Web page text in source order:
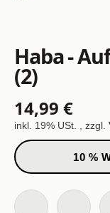
Haba -
(2)
14,99 €
inkl. 19% USt. , zzgl.
10 %